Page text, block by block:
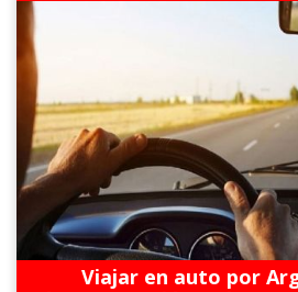
Viajar en auto por